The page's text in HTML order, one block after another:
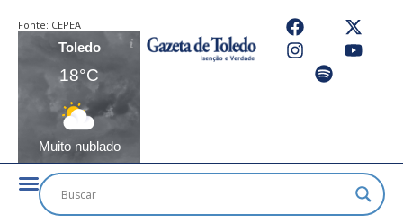
Fonte: CEPEA
Toledo
18°C
Muito nublado